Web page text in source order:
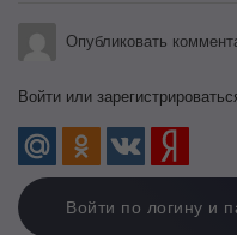
Опубликовать
Войти или
Войти по логину и